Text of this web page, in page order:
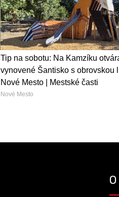
Tip na sobotu: Na Kamzíku
vynovené Šantisko s obrovskou
Nové Mesto | Mestské časti
Nové Mesto